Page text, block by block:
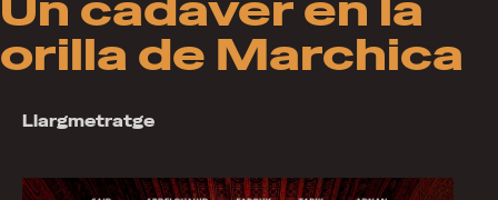
orilla de Marchica
Llargmetratge